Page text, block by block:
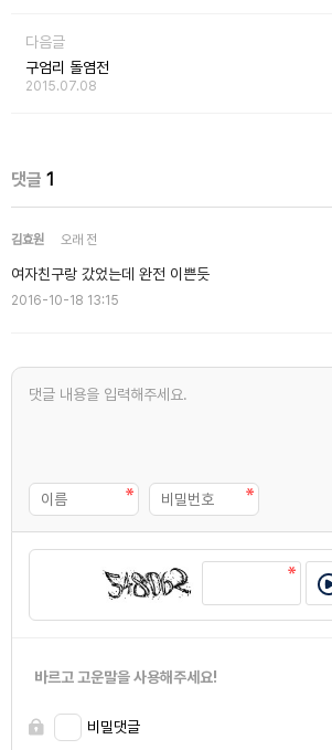
다음글
구엄리 돌염전
2015.07.08
댓글 1
김효원 오래 전
여자친구랑 갔었는데 완전 이쁜듯
2016-10-18 13:15
바르고 고운말을 사용해주세요!
비밀댓글